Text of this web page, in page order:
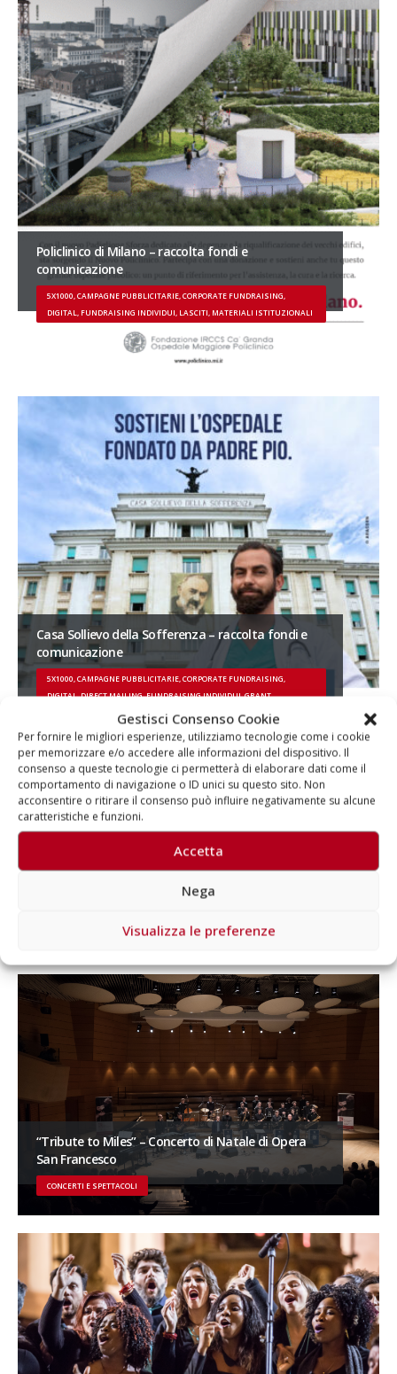
Gestisci Consenso Cookie
Per fornire le migliori esperienze, utilizziamo tecnologie come i cookie
per memorizzare e/o accedere alle informazioni del dispositivo. Il
consenso a queste tecnologie ci permetterà di elaborare dati come il
comportamento di navigazione o ID unici su questo sito. Non
acconsentire o ritirare il consenso può influire negativamente su alcune
caratteristiche e funzioni.
Accetta
Nega
Visualizza le preferenze
Policlinico di Milano – raccolta fondi e
comunicazione
5X1000, CAMPAGNE PUBBLICITARIE, CORPORATE FUNDRAISING,
DIGITAL, FUNDRAISING INDIVIDUI, LASCITI, MATERIALI ISTITUZIONALI
Casa Sollievo della Sofferenza – raccolta fondi e
comunicazione
5X1000, CAMPAGNE PUBBLICITARIE, CORPORATE FUNDRAISING,
DIGITAL, DIRECT MAILING, FUNDRAISING INDIVIDUI, GRANT
FUNDRAISING, IMMAGINE COORDINATA, LASCITI
Campagna “Allarme apnee notturne” di
CAMPAGNE PUBBLICITARIE
“Tribute to Miles” – Concerto di Natale di Opera
San Francesco
CONCERTI E SPETTACOLI